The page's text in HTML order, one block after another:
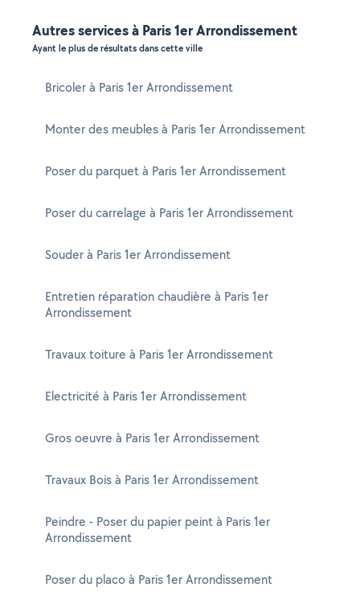
Autres services à Paris 1er Arrondissement
Ayant le plus de résultats dans cette ville
Bricoler à Paris 1er Arrondissement
Monter des meubles à Paris 1er Arrondissement
Poser du parquet à Paris 1er Arrondissement
Poser du carrelage à Paris 1er Arrondissement
Souder à Paris 1er Arrondissement
Entretien réparation chaudière à Paris 1er
Arrondissement
Travaux toiture à Paris 1er Arrondissement
Electricité à Paris 1er Arrondissement
Gros oeuvre à Paris 1er Arrondissement
Travaux Bois à Paris 1er Arrondissement
Peindre - Poser du papier peint à Paris 1er
Arrondissement
Poser du placo à Paris 1er Arrondissement